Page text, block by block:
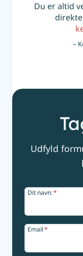
Du er altid
–
Udfyld
Dit navn:*
Email*